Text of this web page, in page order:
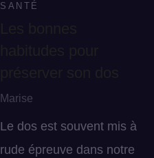
SANTÉ
Marise
Le dos est souvent mis à
rude épreuve dans notre